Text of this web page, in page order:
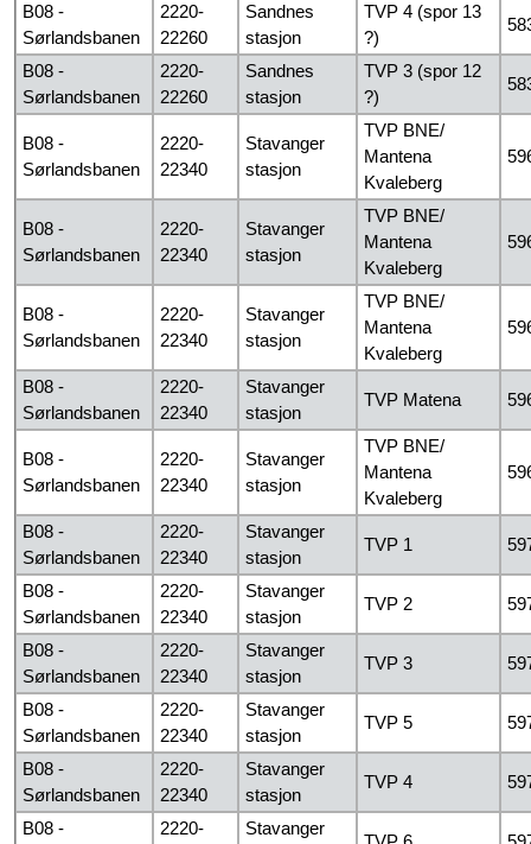
B08 -
Sørlandsbanen
2220-
22260
Sandnes
stasjon
TVP 4 (spor 13
?)
B08 -
Sørlandsbanen
2220-
22260
Sandnes
stasjon
TVP 3 (spor 12
?)
B08 -
Sørlandsbanen
2220-
22340
Stavanger
stasjon
TVP BNE/
Mantena
Kvaleberg
B08 -
Sørlandsbanen
2220-
22340
Stavanger
stasjon
TVP BNE/
Mantena
Kvaleberg
B08 -
Sørlandsbanen
2220-
22340
Stavanger
stasjon
TVP BNE/
Mantena
Kvaleberg
B08 -
Sørlandsbanen
2220-
22340
Stavanger
stasjon
TVP Matena
B08 -
Sørlandsbanen
2220-
22340
Stavanger
stasjon
TVP BNE/
Mantena
Kvaleberg
B08 -
Sørlandsbanen
2220-
22340
Stavanger
stasjon
TVP 1
B08 -
Sørlandsbanen
2220-
22340
Stavanger
stasjon
TVP 2
B08 -
Sørlandsbanen
2220-
22340
Stavanger
stasjon
TVP 3
B08 -
Sørlandsbanen
2220-
22340
Stavanger
stasjon
TVP 5
B08 -
Sørlandsbanen
2220-
22340
Stavanger
stasjon
TVP 4
B08 - 2220- Stavanger